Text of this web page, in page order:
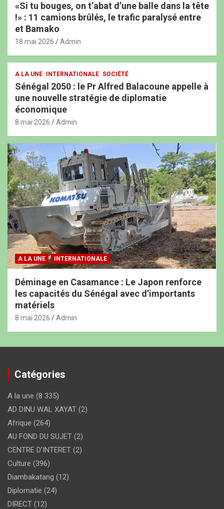
«Si tu bouges, on t’abat d’une balle dans la tête
!» : 11 camions brûlés, le trafic paralysé entre
et Bamako
18 mai 2026 Admin
A LA UNE INTERNATIONALE SOCIÉTÉ
Sénégal 2050 : le Pr Alfred Balacoune appelle à
une nouvelle stratégie de diplomatie
économique
8 mai 2026 Admin
A LA UNE INTERNATIONALE
Déminage en Casamance : Le Japon renforce
les capacités du Sénégal avec d’importants
matériels
8 mai 2026 Admin
Catégories
A la une (8 335)
AD DINU WAL XAYAT (2)
Afrique (264)
AU FOND DU SUJET (2)
CENTRE D'INTERET (2)
Culture (396)
Diambakatang (12)
Diplomatie (24)
DIRECT (12)